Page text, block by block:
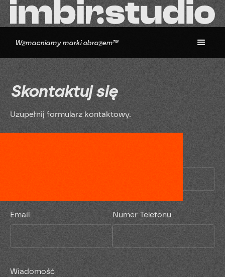
Wzmacniamy marki obrazem™
Skontaktuj się
Uzupełnij formularz kontaktowy.
Email Numer Telefonu
Wiadomość